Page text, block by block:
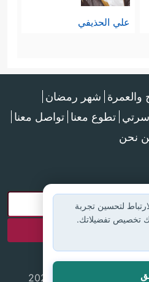
علي الحذيفي
والعمرة شهر رمضان
تطوع معنا تواصل معنا
نحن
إسلام أون لاين © 2025
لتحسين تجربة
تخصيص تفضيلاتك.